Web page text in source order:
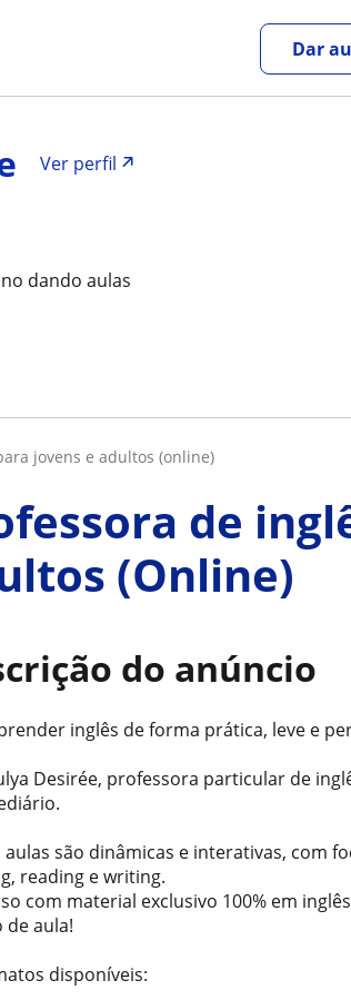
Dar
Ver perfil
ano dando aulas
jovens e adultos (online)
de
(Online)
do anúncio
inglês de forma prática, leve e
Desirée, professora particular de
aulas são dinâmicas e interativas, com
reading e writing.
com material exclusivo 100% em
aula!
disponíveis: